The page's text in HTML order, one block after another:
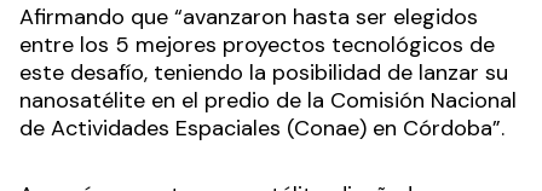
Afirmando que “avanzaron hasta ser elegidos
entre los 5 mejores proyectos tecnológicos de
este desafío, teniendo la posibilidad de lanzar su
nanosatélite en el predio de la Comisión Nacional
de Actividades Espaciales (Conae) en Córdoba”.